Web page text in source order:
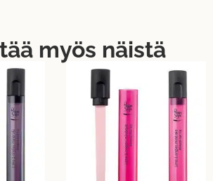
myös näistä